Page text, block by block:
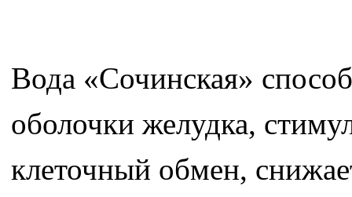
Вода «Сочинская»
оболочки желудка,
клеточный обмен,